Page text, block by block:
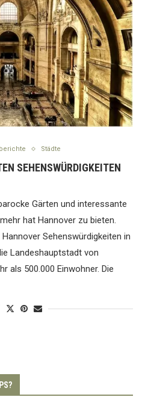
Städte
SEHENSWÜRDIGKEITEN
Gärten und interessante
hat Hannover zu bieten.
Sehenswürdigkeiten in
Landeshauptstadt von
als 500.000 Einwohner. Die